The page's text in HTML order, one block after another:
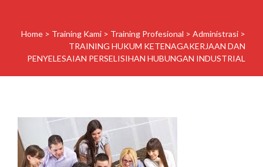
Home > Training Kami > Training Profesional > Administrasi >
TRAINING HUKUM KETENAGAKERJAAN DAN
PENYELESAIAN PERSELISIHAN HUBUNGAN INDUSTRIAL